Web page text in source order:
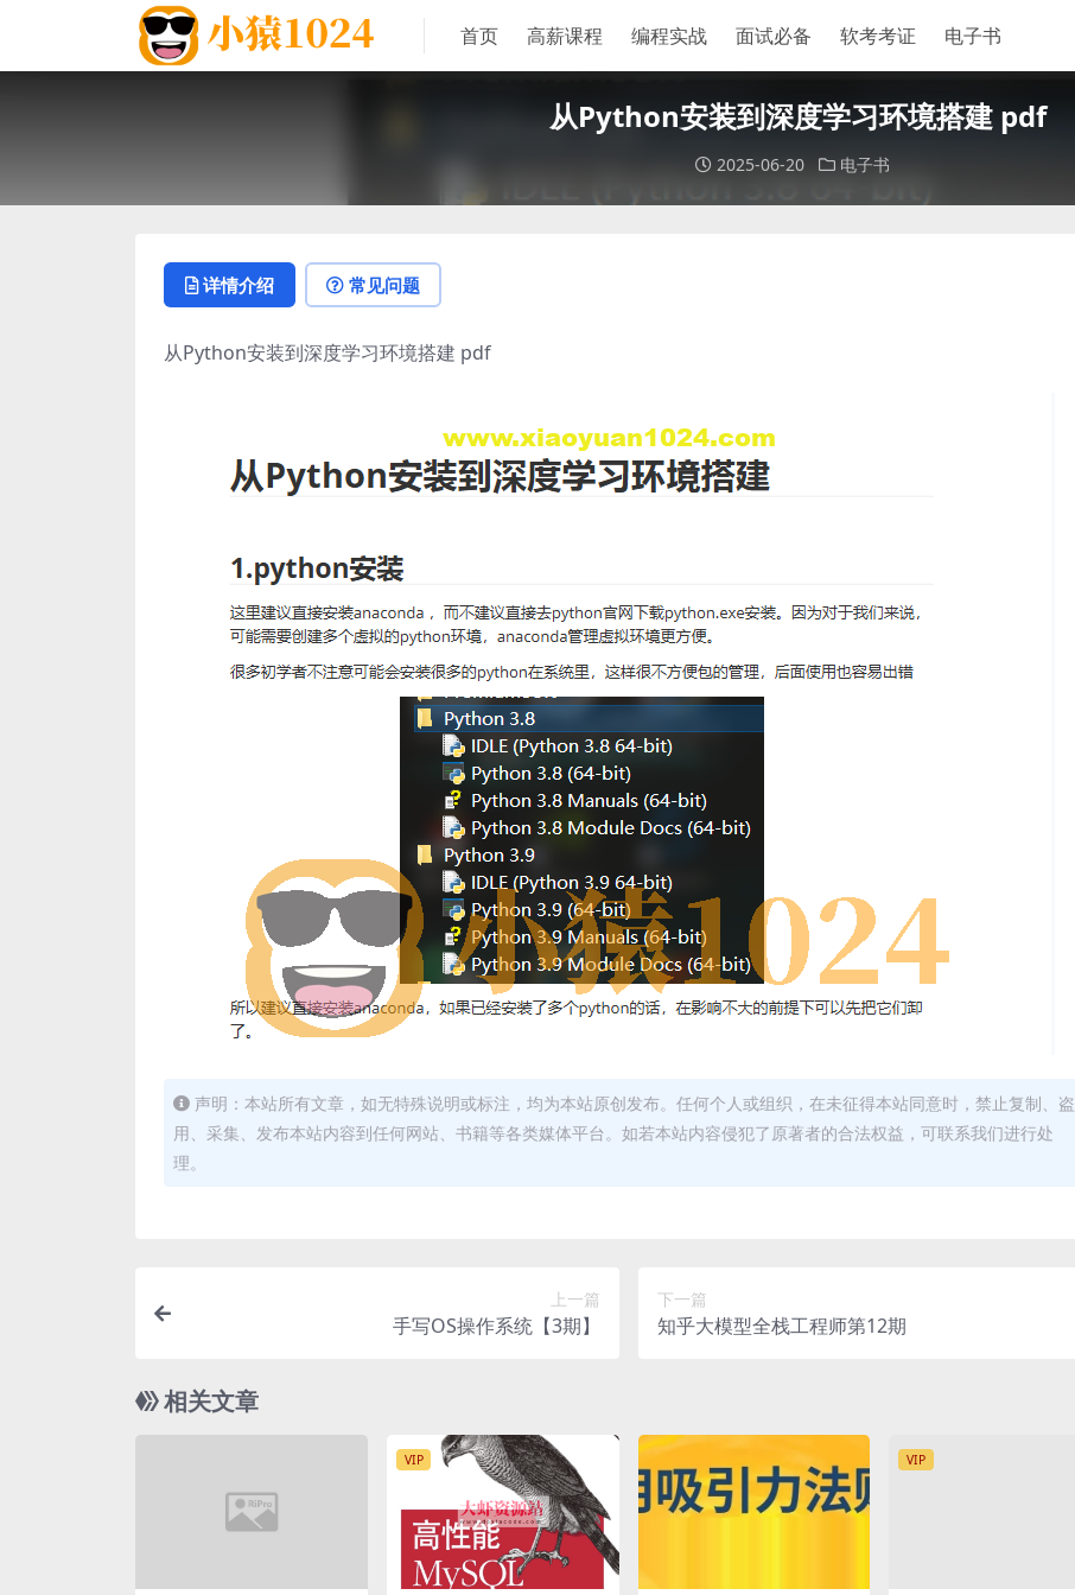
首页 高薪课程 编程实战 面试必备 软考考证 电子书
从Python安装到深度学习环境搭建 pdf
2025-06-20 电子书
详情介绍 常见问题
从Python安装到深度学习环境搭建 pdf
声明：本站所有文章，如无特殊说明或标注，均为本站原创发布。任何个人或组织，在未征得本站同意时，禁止复制、盗
用、采集、发布本站内容到任何网站、书籍等各类媒体平台。如若本站内容侵犯了原著者的合法权益，可联系我们进行处
理。
上一篇
手写OS操作系统【3期】
下一篇
知乎大模型全栈工程师第12期
相关文章
VIP VIP